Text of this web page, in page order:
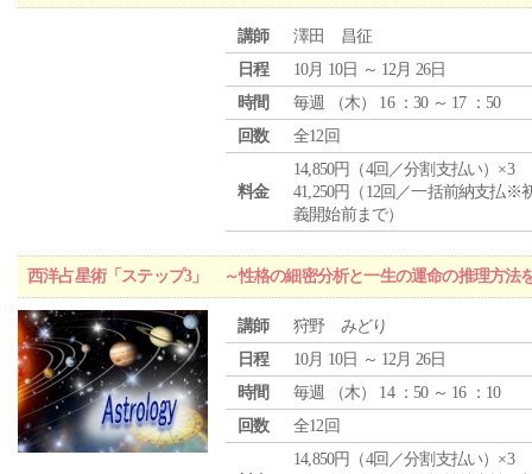
講師
澤田 昌征
日程
10月 10日 ～ 12月 26日
時間
毎週 （木） 16 ：30 ～ 17 ：50
回数
全12回
料金
14,850円（4回／分割支払い）×3
41,250円（12回／一括前納支払※
義開始前まで）
西洋占星術「ステップ3」 ～性格の細密分析と一生の運命の推理方法
講師
狩野 みどり
日程
10月 10日 ～ 12月 26日
時間
毎週 （木） 14 ：50 ～ 16 ：10
回数
全12回
14,850円（4回／分割支払い）×3